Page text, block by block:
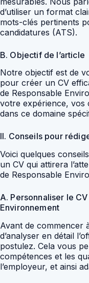
d’utiliser un format
mots-clés pertinents
candidatures (ATS).
B. Objectif de l’article
Notre objectif est de
pour créer un CV
de Responsable
votre expérience, vos
dans ce domaine
II. Conseils pour
Voici quelques
un CV qui attirera
de Responsable
A. Personnaliser le
Environnement
Avant de commencer
d’analyser en détail
postulez. Cela vous
compétences et les
l’employeur, et ainsi